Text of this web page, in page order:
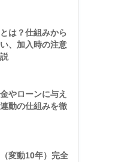
は？仕組みから
、加入時の注意
やローンに与え
動の仕組みを徹
変動10年）完全